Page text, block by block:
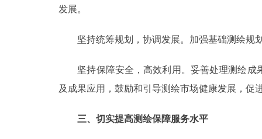
发展。
坚持统筹规划，协调发展。加强基础测绘规划
坚持保障安全，高效利用。妥善处理测绘成
及成果应用，鼓励和引导测绘市场健康发展，促
三、切实提高测绘保障服务水平